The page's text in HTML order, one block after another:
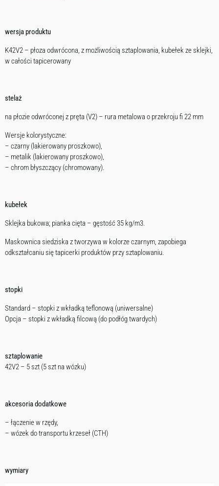
wersja produktu
K42V2 – płoza odwrócona, z możliwością sztaplowania, kubełek ze sklejki,
w całości tapicerowany
stelaż
na płozie odwróconej z pręta (V2) – rura metalowa o przekroju fi 22 mm
Wersje kolorystyczne:
– czarny (lakierowany proszkowo),
– metalik (lakierowany proszkowo),
– chrom błyszczący (chromowany).
kubełek
Sklejka bukowa; pianka cięta – gęstość 35 kg/m3.
Maskownica siedziska z tworzywa w kolorze czarnym, zapobiega
odkształcaniu się tapicerki produktów przy sztaplowaniu.
stopki
Standard – stopki z wkładką teflonową (uniwersalne)
Opcja – stopki z wkładką filcową (do podłóg twardych)
sztaplowanie
42V2 – 5 szt (5 szt na wózku)
akcesoria dodatkowe
– łączenie w rzędy,
– wózek do transportu krzeseł (CTH)
wymiary